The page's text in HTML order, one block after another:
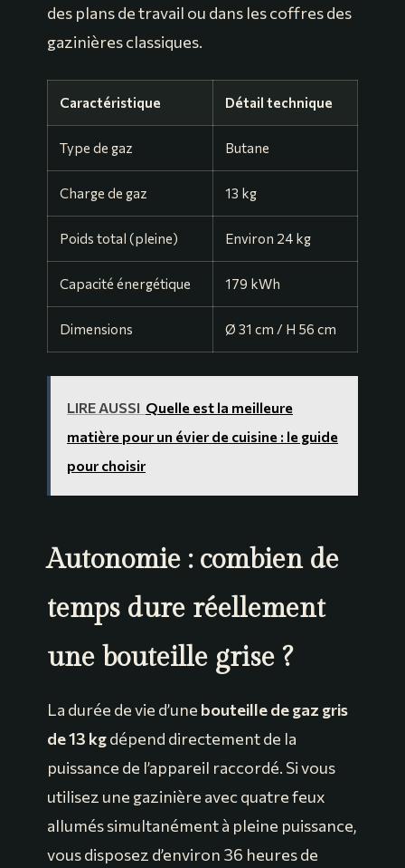
des plans de travail ou dans les coffres des
gazinières classiques.
Caractéristique Détail technique
Type de gaz Butane
Charge de gaz 13 kg
Poids total (pleine) Environ 24 kg
Capacité énergétique 179 kWh
Dimensions Ø 31 cm / H 56 cm
LIRE AUSSI Quelle est la meilleure
matière pour un évier de cuisine : le guide
pour choisir
Autonomie : combien de
temps dure réellement
une bouteille grise ?
La durée de vie d’une bouteille de gaz gris
de 13 kgdépend directement de la
puissance de l’appareil raccordé. Si vous
utilisez une gazinière avec quatre feux
allumés simultanément à pleine puissance,
vous disposez d’environ 36 heures de